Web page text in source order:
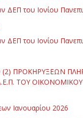
ΔΕΠ του Ιονίου
ΔΕΠ του Ιονίου
ΠΡΟΚΗΡΥΞΕΩΝ
ΤΟΥ
Ιανουαρίου 2026